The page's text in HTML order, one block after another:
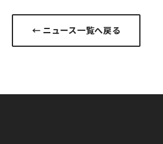
← ニュース一覧へ戻る